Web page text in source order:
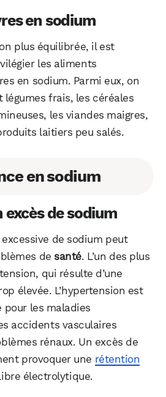
en sodium
plus équilibrée, il est
les aliments
en sodium. Parmi eux, on
frais, les céréales
les viandes maigres,
laitiers peu salés.
en sodium
excès de sodium
de sodium peut
desanté. L’un des plus
qui résulte d’une
élevée. L’hypertension est
pour les maladies
accidents vasculaires
rénaux. Un excès de
provoquer une rétention
électrolytique.